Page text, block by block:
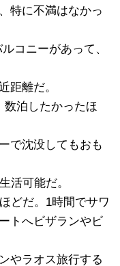
特に不満はなかっ
コニーがあって、
距離だ。
数泊したかったほ
で沈没してもおも
活可能だ。
どだ。1時間でサワ
トへビザランやビ
やラオス旅行する